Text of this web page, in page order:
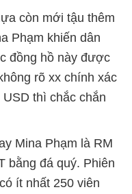
còn mới tậu thêm
Phạm khiến dân
đồng hồ này được
rõ xx chính xác
thì chắc chắn
Mina Phạm là RM
bằng đá quý. Phiên
ít nhất 250 viên